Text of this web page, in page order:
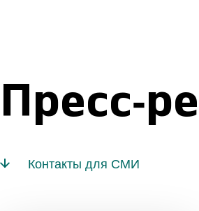
Пресс-
Контакты для СМИ